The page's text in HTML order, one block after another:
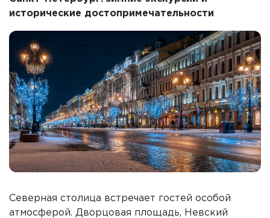
исторические достопримечательности
Северная столица встречает гостей особой
атмосферой. Дворцовая площадь, Невский